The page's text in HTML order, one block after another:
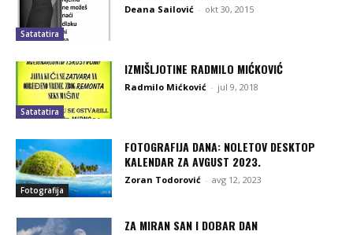
Satatatira
Deana Sailović - okt 30, 2015
Satatatira
IZMIŠLJOTINE RADMILO MIĆKOVIĆ
Radmilo Mićković - jul 9, 2018
Fotografija
FOTOGRAFIJA DANA: NOLETOV DESKTOP
KALENDAR ZA AVGUST 2023.
Zoran Todorović - avg 12, 2023
ZA MIRAN SAN I DOBAR DAN